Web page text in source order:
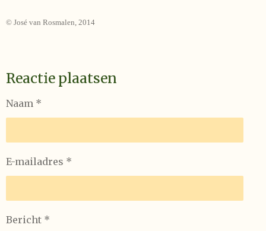
© José van Rosmalen, 2014
Reactie plaatsen
Naam *
E-mailadres *
Bericht *